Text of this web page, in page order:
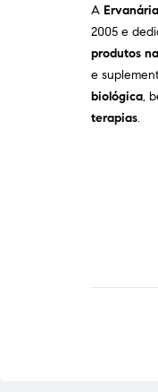
A
2005 e
produtos
e
biológica,
terapias.